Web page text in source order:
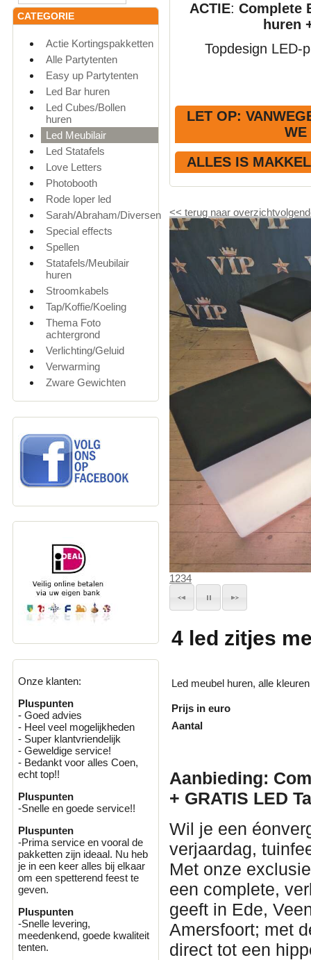
CATEGORIE
Actie Kortingspakketten
Alle Partytenten
Easy up Partytenten
Led Bar huren
Led Cubes/Bollen
huren
Led Meubilair
Led Statafels
Love Letters
Photobooth
Rode loper led
Sarah/Abraham/Diversen
Special effects
Spellen
Statafels/Meubilair
huren
Stroomkabels
Tap/Koffie/Koeling
Thema Foto
achtergrond
Verlichting/Geluid
Verwarming
Zware Gewichten
Onze klanten:
Pluspunten
- Goed advies
- Heel veel mogelijkheden
- Super klantvriendelijk
- Geweldige service!
- Bedankt voor alles Coen,
echt top!!
Pluspunten
-Snelle en goede service!!
Pluspunten
-Prima service en vooral de
pakketten zijn ideaal. Nu heb
je in een keer alles bij elkaar
om een spetterend feest te
geven.
Pluspunten
-Snelle levering,
meedenkend, goede kwaliteit
tenten.
ACTIE: Complete
huren
Topdesign LED-
LET OP:
ALLES IS
<< terug naar overzicht
1234
4 led zitjes
Led meubel huren, alle
Prijs in euro
Aantal
Aanbieding:
+ GRATIS LED
Wil je een
verjaardag,
Met onze
een complete,
geeft in Ede,
Amersfoort; met
direct tot een